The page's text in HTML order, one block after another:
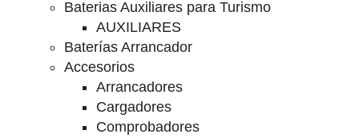
Baterias Auxiliares para Turismo
AUXILIARES
Baterías Arrancador
Accesorios
Arrancadores
Cargadores
Comprobadores